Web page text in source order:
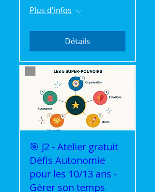
Plus d'infos
Détails
🎯 J2 - Atelier gratuit
Défis Autonomie
pour les 10/13 ans -
Gérer son temps